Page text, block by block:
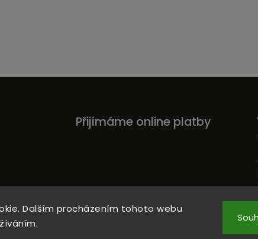
Dalším procházením tohoto webu
Přijímáme online platby